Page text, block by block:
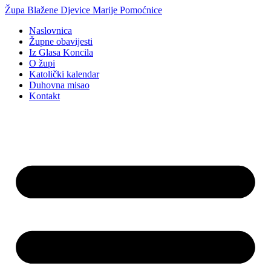
Idi
sadržaj
Župa Blažene Djevice Marije Pomoćnice
Naslovnica
Župne obavijesti
Iz Glasa Koncila
O župi
Katolički kalendar
Duhovna misao
Kontakt